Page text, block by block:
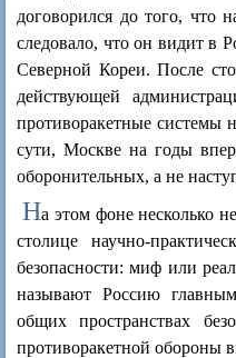
договорился до того, что
следовало, что он видит в
Северной Кореи. После
действующей
противоракетные системы
сути, Москве на годы
оборонительных, а не
На этом фоне несколько
столице научно-
безопасности: миф или
называют Россию
общих пространствах
противоракетной обороны